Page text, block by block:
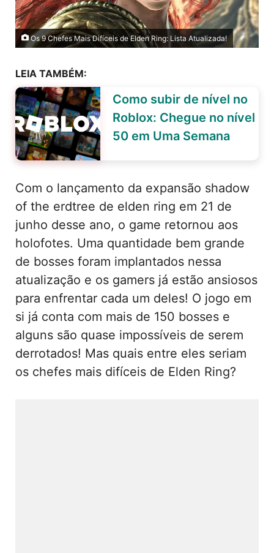
Os 9 Chefes Mais Difíceis de Elden Ring: Lista Atualizada!
LEIA TAMBÉM:
Como subir de nível no
Roblox: Chegue no nível
50 em Uma Semana
Com o lançamento da expansão shadow
of the erdtree de elden ring em 21 de
junho desse ano, o game retornou aos
holofotes. Uma quantidade bem grande
de bosses foram implantados nessa
atualização e os gamers já estão ansiosos
para enfrentar cada um deles! O jogo em
si já conta com mais de 150 bosses e
alguns são quase impossíveis de serem
derrotados! Mas quais entre eles seriam
os chefes mais difíceis de Elden Ring?